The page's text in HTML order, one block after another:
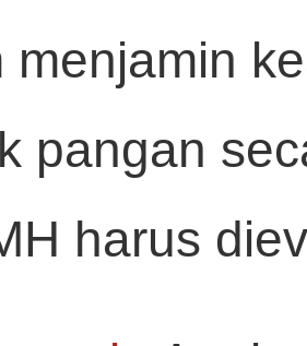
menjamin
pangan
harus